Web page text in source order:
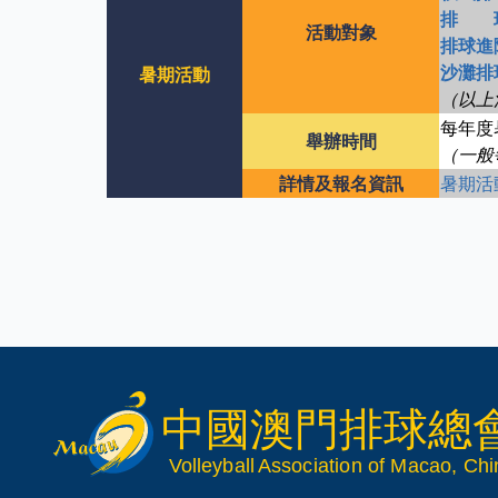
暑期活動
活動對象
排
排球
沙灘
（以
舉辦時間
每年
（一
詳情及報名資訊
暑期
中國澳門排球總
VolleyballAssociation of Macao,